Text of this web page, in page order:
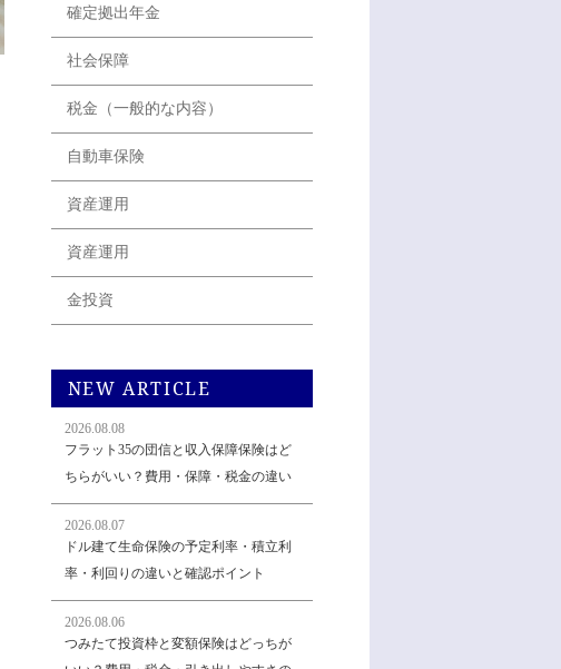
確定拠出年金
社会保障
税金（一般的な内容）
自動車保険
資産運用
資産運用
金投資
NEW ARTICLE
2026.08.08
フラット35の団信と収入保障保険はど
ちらがいい？費用・保障・税金の違い
2026.08.07
ドル建て生命保険の予定利率・積立利
率・利回りの違いと確認ポイント
2026.08.06
つみたて投資枠と変額保険はどっちが